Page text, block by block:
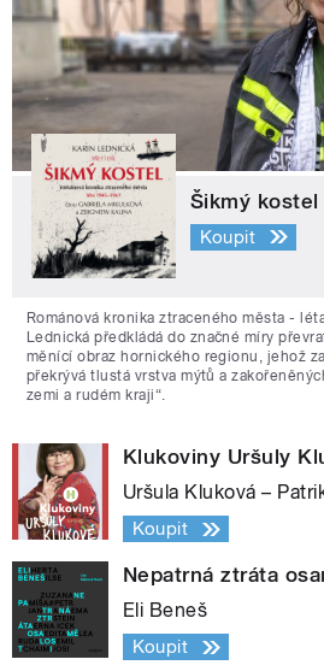
Šikmý kostel
Koupit
Románová kronika ztraceného města -
Lednická předkládá do značné míry
měnící obraz hornického regionu, jehož
překrývá tlustá vrstva mýtů a
zemi a rudém kraji“.
Klukoviny Uršuly
Uršula Kluková –
Koupit
Nepatrná ztráta
Eli Beneš
Koupit